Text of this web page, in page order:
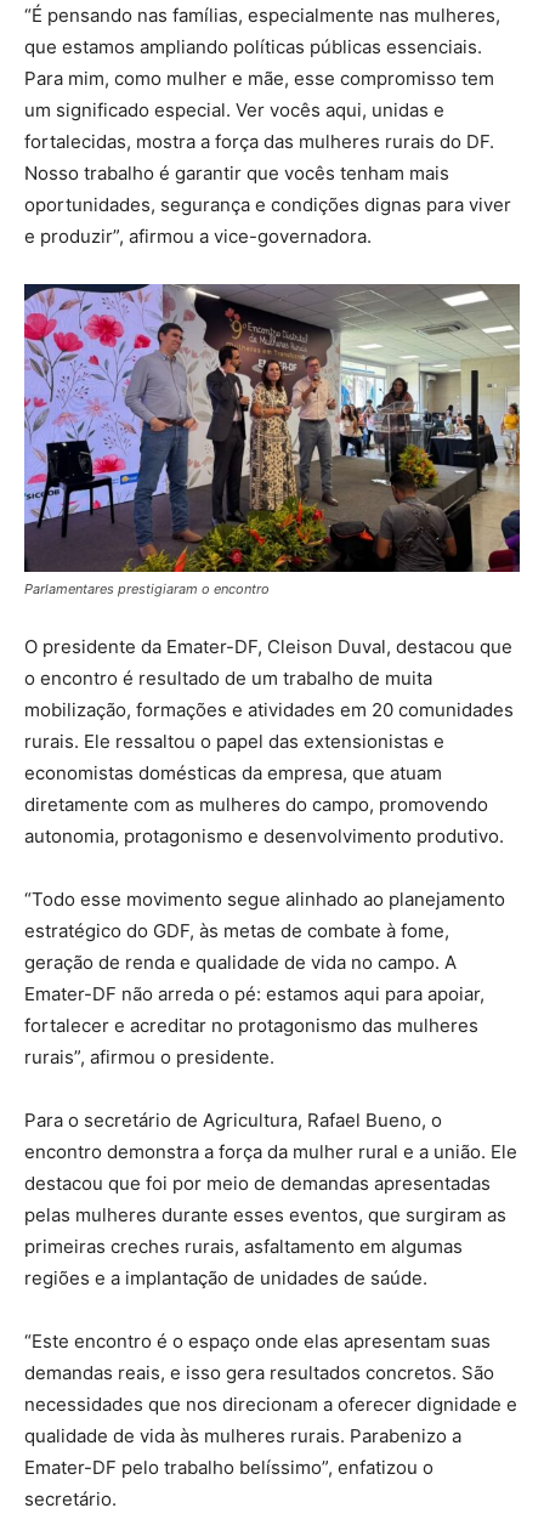
“É pensando nas famílias, especialmente nas mulheres,
que estamos ampliando políticas públicas essenciais.
Para mim, como mulher e mãe, esse compromisso tem
um significado especial. Ver vocês aqui, unidas e
fortalecidas, mostra a força das mulheres rurais do DF.
Nosso trabalho é garantir que vocês tenham mais
oportunidades, segurança e condições dignas para viver
e produzir”, afirmou a vice-governadora.
Parlamentares prestigiaram o encontro
O presidente da Emater-DF, Cleison Duval, destacou que
o encontro é resultado de um trabalho de muita
mobilização, formações e atividades em 20 comunidades
rurais. Ele ressaltou o papel das extensionistas e
economistas domésticas da empresa, que atuam
diretamente com as mulheres do campo, promovendo
autonomia, protagonismo e desenvolvimento produtivo.
“Todo esse movimento segue alinhado ao planejamento
estratégico do GDF, às metas de combate à fome,
geração de renda e qualidade de vida no campo. A
Emater-DF não arreda o pé: estamos aqui para apoiar,
fortalecer e acreditar no protagonismo das mulheres
rurais”, afirmou o presidente.
Para o secretário de Agricultura, Rafael Bueno, o
encontro demonstra a força da mulher rural e a união. Ele
destacou que foi por meio de demandas apresentadas
pelas mulheres durante esses eventos, que surgiram as
primeiras creches rurais, asfaltamento em algumas
regiões e a implantação de unidades de saúde.
“Este encontro é o espaço onde elas apresentam suas
demandas reais, e isso gera resultados concretos. São
necessidades que nos direcionam a oferecer dignidade e
qualidade de vida às mulheres rurais. Parabenizo a
Emater-DF pelo trabalho belíssimo”, enfatizou o
secretário.